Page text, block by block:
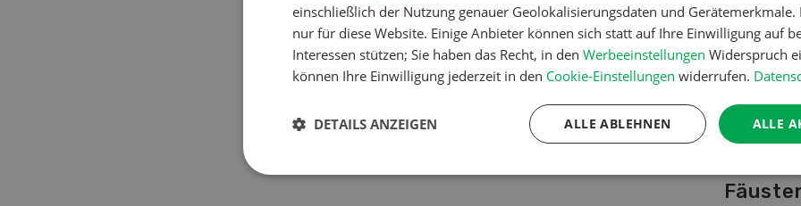
von A-
einschließlich der Nutzung genauer Geolokalisierungsdaten und
nur für diese Website. Einige Anbieter können sich statt auf Ihre Einwilligung auf
Interessen stützen; Sie haben das Recht, in den Werbeeinstellungen Widerspruch
können Ihre Einwilligung jederzeit in den Cookie-Einstellungen widerrufen.
ALLE
ALLE ABLEHNEN
DETAILS ANZEIGEN